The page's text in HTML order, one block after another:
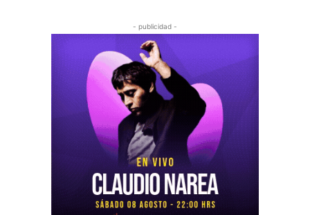
- publicidad -